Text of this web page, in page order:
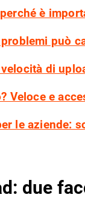
è
può
di
Veloce e
le aziende:
due